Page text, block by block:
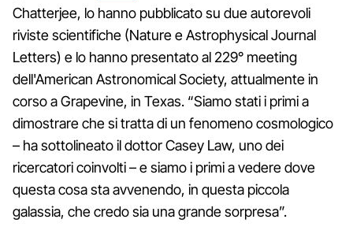
Chatterjee, lo hanno pubblicato su due autorevoli
riviste scientifiche (Nature e Astrophysical Journal
Letters) e lo hanno presentato al 229° meeting
dell'American Astronomical Society, attualmente in
corso a Grapevine, in Texas. “Siamo stati i primi a
dimostrare che si tratta di un fenomeno cosmologico
– ha sottolineato il dottor Casey Law, uno dei
ricercatori coinvolti – e siamo i primi a vedere dove
questa cosa sta avvenendo, in questa piccola
galassia, che credo sia una grande sorpresa”.